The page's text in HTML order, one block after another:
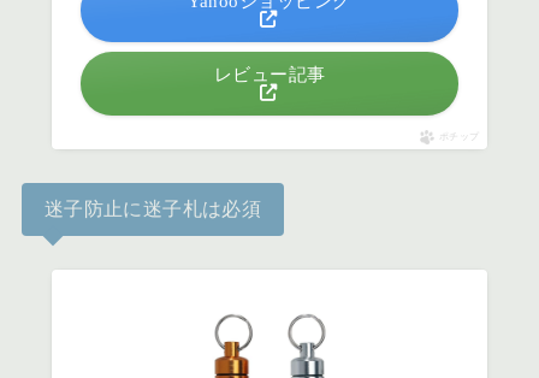
レビュー記事
ポチップ
迷子防止に迷子札は必須